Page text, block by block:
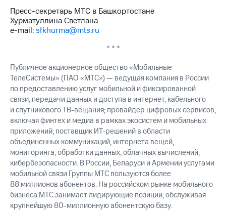
Пресс-секретарь МТС в Башкортостане
Хурматуллина Светлана
e-mail:sfkhurma@mts.ru
* * *
Публичное акционерное общество «Мобильные
ТелеСистемы» (ПАО «МТС») — ведущая компания в России
по предоставлению услуг мобильной и фиксированной
связи, передачи данных и доступа в интернет, кабельного
и спутникового ТВ-вещания; провайдер цифровых сервисов,
включая финтех и медиа в рамках экосистем и мобильных
приложений; поставщик ИТ-решений в области
объединенных коммуникаций, интернета вещей,
мониторинга, обработки данных, облачных вычислений,
кибербезопасности. В России, Беларуси и Армении услугами
мобильной связи Группы МТС пользуются более
88 миллионов абонентов. На российском рынке мобильного
бизнеса МТС занимает лидирующие позиции, обслуживая
крупнейшую 80-миллионную абонентскую базу.